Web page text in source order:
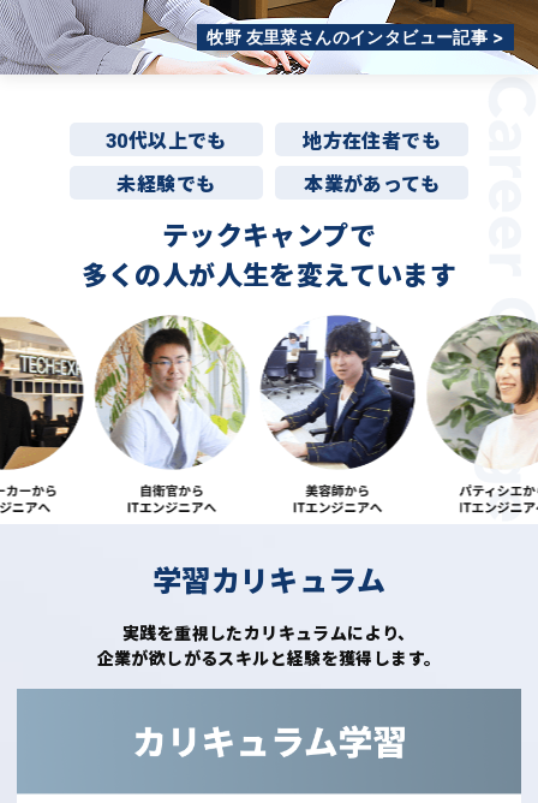
牧野 友里菜さんのインタビュー記事 >
30代以上でも
地方在住者でも
未経験でも
本業があっても
テックキャンプで
多くの人が人生を変えています
学習カリキュラム
実践を重視したカリキュラムにより、
企業が欲しがるスキルと経験を獲得します。